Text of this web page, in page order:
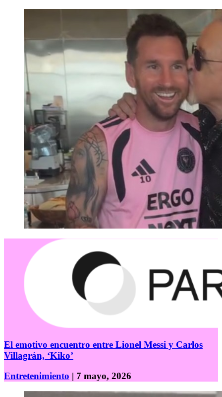
El emotivo encuentro entre Lionel Messi y Carlos
Villagrán, ‘Kiko’
Entretenimiento | 7 mayo, 2026